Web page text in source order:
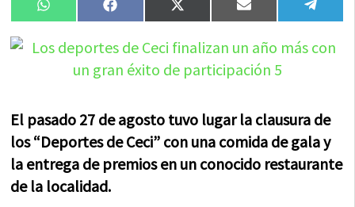
Compartir
en
WhatsAppCompartir
en
FacebookCompartir
en
X
(Twitter)
Compartir
en
Email
en
El pasado 27 de agosto tuvo lugar la clausura de
los “Deportes de Ceci” con una comida de gala y
la entrega de premios en un conocido restaurante
de la localidad.